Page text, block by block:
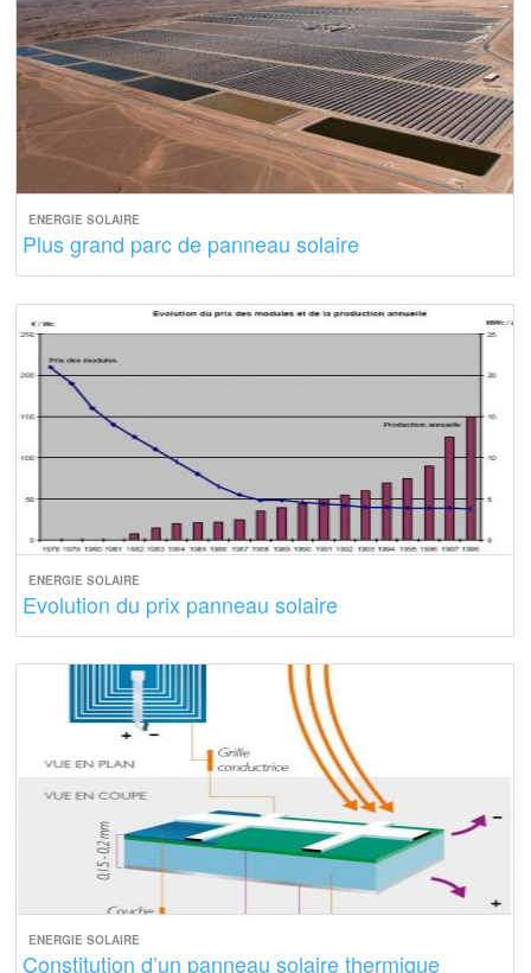
ENERGIE SOLAIRE
Plus grand parc de panneau solaire
ENERGIE SOLAIRE
Evolution du prix panneau solaire
ENERGIE SOLAIRE
Constitution d’un panneau solaire thermique